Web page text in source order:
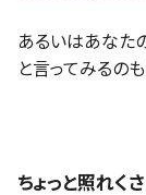
あるいはあなた
と言ってみるの
ちょっと照れく